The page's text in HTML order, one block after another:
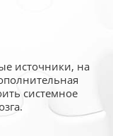
источники, на
системное